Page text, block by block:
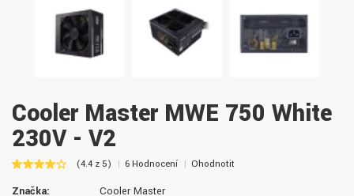
Cooler Master MWE 750 White
230V - V2
(4.4 z 5) 6 Hodnocení Ohodnotit
Značka:
Cooler Master